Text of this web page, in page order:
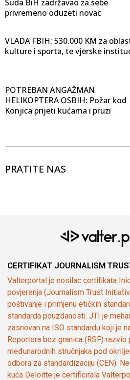
Suda BiH zadržavao za sebe
privremeno oduzeti novac
VLADA FBIH: 530.000 KM za
kulture i sporta, te vjerske
POTREBAN ANGAŽMAN
HELIKOPTERA OSBIH: Požar kod
Konjica prijeti kućama i pruzi
PRATITE NAS
CERTIFIKAT JOURNALISM
Valterportal je nosilac certifikata
povjerenja (Journalism Trust
poštivanje i primjenu etičkih
standarda pouzdanosti. JTI je
zasnovan na ISO standardu koji je
Reportera bez granica (RSF) razvio
međunarodnih stručnjaka pod
odbora za standardizaciju (CEN).
kuća Deloitte je certificirala